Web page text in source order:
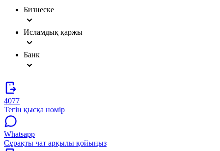
Бизнеске
Исламдық қаржы
Банк
4077
Тегін қысқа нөмір
Whatsapp
Сұрақты чат арқылы қойыңыз